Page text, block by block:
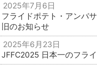
2025年7月6日
フライドポテト・アンバ
旧のお知らせ
2025年6月23日
JFFC2025 日本一のフラ